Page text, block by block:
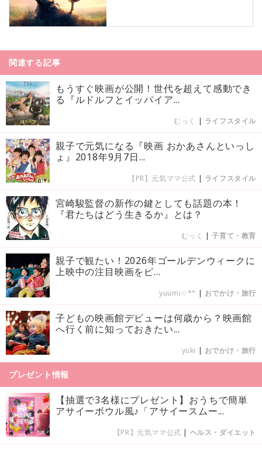
関連する記事
もうすぐ映画が公開！世代を超えて感動でき
る『ルドルフとイッパイア...
むっく | ライフスタイル
親子で元気になる『映画 おかあさんといっし
ょ』2018年9月7日...
【PR】元気ママ公式 | ライフスタイル
宮崎駿監督の新作の鍵としても話題の本！
『君たちはどう生きるか』とは？
むっく |子育て・教育
親子で観たい！2026年ゴールデンウィークに
上映中の注目映画をピ...
yuumi☆*° | おでかけ・旅行
子どもの映画館デビューは何歳から？映画館
へ行く前に知っておきたい...
yuki | おでかけ・旅行
プレゼント情報
【抽選で3名様にプレゼント】おうちで簡単
アサイーボウル風♪「アサイースムー...
【PR】元気ママ公式 | ヘルス・ダイエット